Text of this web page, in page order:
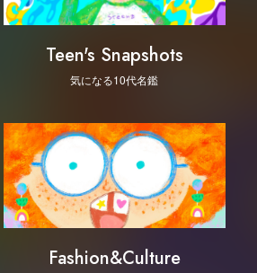
Teen's Snapshots
気になる10代名鑑
Fashion&Culture